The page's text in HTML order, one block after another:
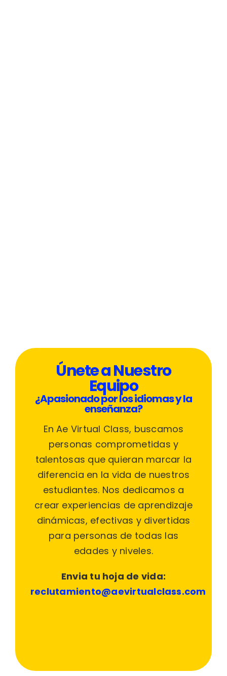
Únete a Nuestro
Equipo
¿Apasionado por los idiomas y la
enseñanza?
En Ae Virtual Class, buscamos
personas comprometidas y
talentosas que quieran marcar la
diferencia en la vida de nuestros
estudiantes. Nos dedicamos a
crear experiencias de aprendizaje
dinámicas, efectivas y divertidas
para personas de todas las
edades y niveles.
Envia tu hoja de vida:
reclutamiento@aevirtualclass.com